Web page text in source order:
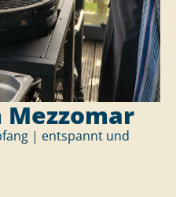
Mezzomar
| entspannt und